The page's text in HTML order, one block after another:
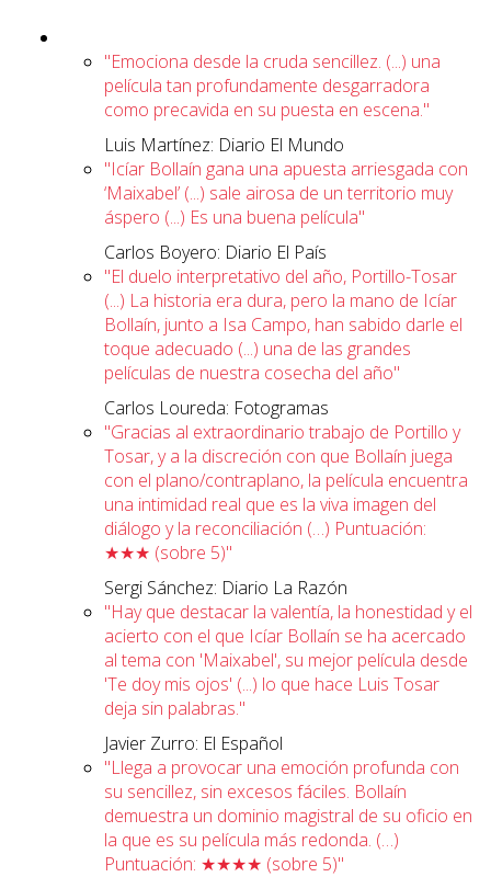
"Emociona desde la cruda sencillez. (...) una
película tan profundamente desgarradora
como precavida en su puesta en escena."
Luis Martínez: Diario El Mundo
"Icíar Bollaín gana una apuesta arriesgada con
‘Maixabel’ (...) sale airosa de un territorio muy
áspero (...) Es una buena película"
Carlos Boyero: Diario El País
"El duelo interpretativo del año, Portillo-Tosar
(...) La historia era dura, pero la mano de Icíar
Bollaín, junto a Isa Campo, han sabido darle el
toque adecuado (...) una de las grandes
películas de nuestra cosecha del año"
Carlos Loureda: Fotogramas
"Gracias al extraordinario trabajo de Portillo y
Tosar, y a la discreción con que Bollaín juega
con el plano/contraplano, la película encuentra
una intimidad real que es la viva imagen del
diálogo y la reconciliación (…) Puntuación:
★★★ (sobre 5)"
Sergi Sánchez: Diario La Razón
"Hay que destacar la valentía, la honestidad y el
acierto con el que Icíar Bollaín se ha acercado
al tema con 'Maixabel', su mejor película desde
'Te doy mis ojos' (...) lo que hace Luis Tosar
deja sin palabras."
Javier Zurro: El Español
"Llega a provocar una emoción profunda con
su sencillez, sin excesos fáciles. Bollaín
demuestra un dominio magistral de su oficio en
la que es su película más redonda. (…)
Puntuación: ★★★★ (sobre 5)"